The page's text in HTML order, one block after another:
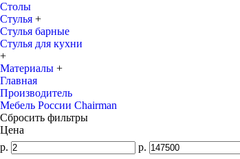
Столы
Стулья +
Стулья барные
Стулья для кухни
+
Материалы +
Главная
Производитель
Мебель России Chairman
Сбросить фильтры
Цена
р.
р.